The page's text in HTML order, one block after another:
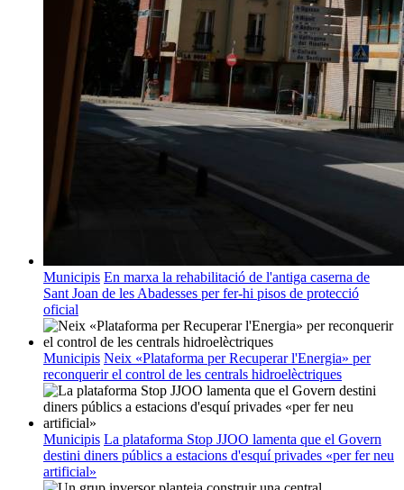
Municipis En marxa la rehabilitació de l'antiga caserna de
Sant Joan de les Abadesses per fer-hi pisos de protecció
oficial
Municipis Neix «Plataforma per Recuperar l'Energia» per
reconquerir el control de les centrals hidroelèctriques
Municipis La plataforma Stop JJOO lamenta que el Govern
destini diners públics a estacions d'esquí privades «per fer neu
artificial»